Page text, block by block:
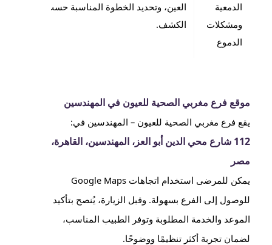
الدمعية
ومشكلات
الدموع
العين، وتحديد الخطوة المناسبة حسب سبب
الكشف.
موقع فرع مغربي الصحية للعيون في المهندسين
يقع فرع مغربي الصحية للعيون – المهندسين في:
112 شارع محي الدين أبو العز، المهندسين، القاهرة،
مصر
يمكن للمرضى استخدام اتجاهات Google Maps
للوصول إلى الفرع بسهولة. وقبل الزيارة، يُنصح بتأكيد
الموعد والخدمة المطلوبة وتوفر الطبيب المناسب،
لضمان تجربة أكثر تنظيمًا ووضوحًا.